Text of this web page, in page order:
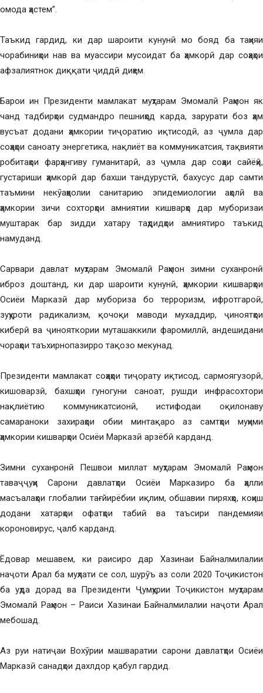
омода ҳастем”.
Таъкид гардид, ки дар шароити кунунӣ мо бояд ба таҳияи
чорабиниҳои нав ва муассири мусоидат ба ҳамкорӣ дар соҳаҳои
афзалиятнок диққати ҷиддӣ диҳем.
Барои ин Президенти мамлакат муҳтарам Эмомалӣ Раҳмон як
чанд тадбирҳои судмандро пешниҳод карда, зарурати боз ҳам
вусъат додани ҳамкории тиҷоратию иқтисодӣ, аз ҷумла дар
соҳаҳои саноату энергетика, нақлиёт ва коммуникатсия, тақвияти
робитаҳои фарҳангиву гуманитарӣ, аз ҷумла дар соҳаи сайёҳӣ,
густариши ҳамкорӣ дар бахши тандурустӣ, бахусус дар самти
таъмини некӯаҳволии санитарию эпидемиологии аҳолӣ ва
ҳамкории зичи сохторҳои амниятии кишварҳо дар муборизаи
муштарак бар зидди хатару таҳдидҳои амниятиро таъкид
намуданд.
Сарвари давлат муҳтарам Эмомалӣ Раҳмон зимни суханронӣ
иброз доштанд, ки дар шароити кунунӣ, ҳамкории кишварҳои
Осиёи Марказӣ дар мубориза бо терроризм, ифротгароӣ,
зуҳуроти радикализм, қочоқи маводи мухаддир, ҷиноятҳои
киберӣ ва ҷинояткории муташаккили фаромиллӣ, андешидани
чораҳои таъхирнопазирро тақозо мекунад.
Президенти мамлакат соҳаҳои тиҷорату иқтисод, сармоягузорӣ,
кишоварзӣ, бахшҳои гуногуни саноат, рушди инфрасохтори
нақлиётию коммуникатсионӣ, истифодаи оқилонаву
самараноки захираҳои обии минтақаро аз самтҳои муҳими
ҳамкории кишварҳои Осиёи Марказӣ арзёбӣ карданд.
Зимни суханронӣ Пешвои миллат муҳтарам Эмомалӣ Раҳмон
таваҷҷуҳи Сарони давлатҳои Осиёи Марказиро ба ҳалли
масъалаҳои глобалии тағйирёбии иқлим, обшавии пиряхҳо, коҳиш
додани хатарҳои офатҳои табиӣ ва таъсири пандемияи
короновирус, ҷалб карданд.
Ёдовар мешавем, ки раисиро дар Хазинаи Байналмилалии
наҷоти Арал ба муҳлати се сол, шурӯъ аз соли 2020 Тоҷикистон
ба уҳда дорад ва Президенти Ҷумҳурии Тоҷикистон муҳтарам
Эмомалӣ Раҳмон – Раиси Хазинаи Байналмилалии наҷоти Арал
мебошад.
Аз руи натиҷаи Вохӯрии машваратии сарони давлатҳои Осиёи
Марказӣ санадҳои дахлдор қабул гардид.